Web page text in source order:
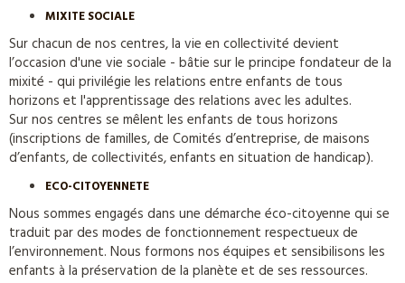
MIXITE SOCIALE
Sur chacun de nos centres, la vie en collectivité devient
l’occasion d'une vie sociale - bâtie sur le principe fondateur de la
mixité - qui privilégie les relations entre enfants de tous
horizons et l'apprentissage des relations avec les adultes.
Sur nos centres se mêlent les enfants de tous horizons
(inscriptions de familles, de Comités d’entreprise, de maisons
d’enfants, de collectivités, enfants en situation de handicap).
ECO-CITOYENNETE
Nous sommes engagés dans une démarche éco-citoyenne qui se
traduit par des modes de fonctionnement respectueux de
l’environnement. Nous formons nos équipes et sensibilisons les
enfants à la préservation de la planète et de ses ressources.